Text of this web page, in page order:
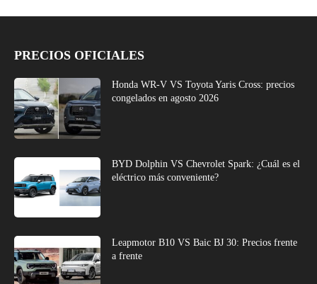
PRECIOS OFICIALES
Honda WR-V VS Toyota Yaris Cross: precios
congelados en agosto 2026
BYD Dolphin VS Chevrolet Spark: ¿Cuál es el
eléctrico más conveniente?
Leapmotor B10 VS Baic BJ 30: Precios frente
a frente